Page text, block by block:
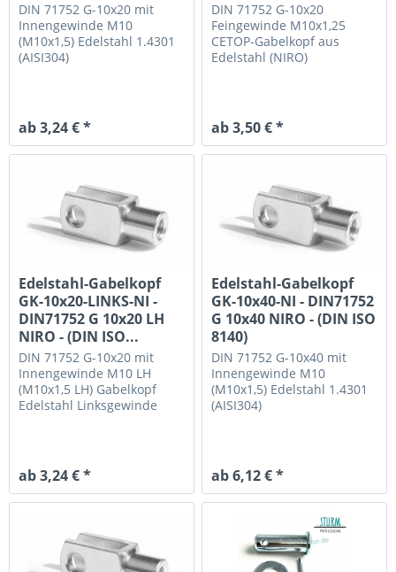
DIN 71752 G-10x20 mit
Innengewinde M10
(M10x1,5) Edelstahl 1.4301
(AISI304)
ab 3,24 € *
DIN 71752 G-10x20
Feingewinde M10x1,25
CETOP-Gabelkopf aus
Edelstahl (NIRO)
ab 3,50 € *
Edelstahl-Gabelkopf
GK-10x20-LINKS-NI -
DIN71752 G 10x20 LH
NIRO - (DIN ISO...
DIN 71752 G-10x20 mit
Innengewinde M10 LH
(M10x1,5 LH) Gabelkopf
Edelstahl Linksgewinde
ab 3,24 € *
Edelstahl-Gabelkopf
GK-10x40-NI - DIN71752
G 10x40 NIRO - (DIN ISO
8140)
DIN 71752 G-10x40 mit
Innengewinde M10
(M10x1,5) Edelstahl 1.4301
(AISI304)
ab 6,12 € *